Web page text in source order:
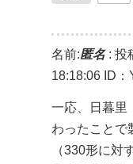
名前:匿名: 投
18:18:06 ID
一応、日暮里
わったことで
（330形に対